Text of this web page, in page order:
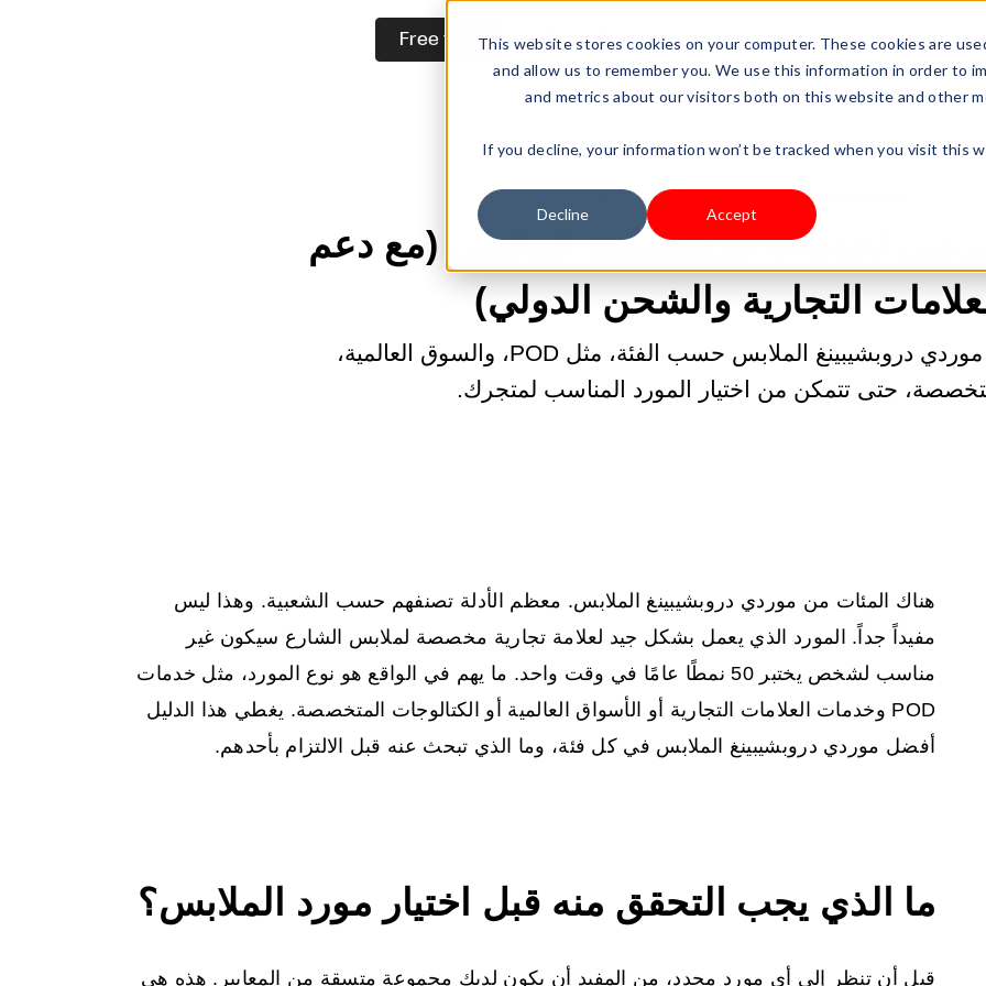
This website stores cookies on your computer. These cookies are
and allow us to remember you. We use this information in order to
and metrics about our visitors both on this website and other
If you decline, your information won’t be tracked when you visit this
Accept
Decline
Pricing
Shoplazza.cn
Resources
LOG IN
Free trial
08/05/2026 09:00:01 ص | الشحن المباشر
10 موردين لخدمات دروبشيبينغ الملابس (مع دعم
التجارية والشحن الدولي)
استكشف أفضل موردي دروبشيبينغ الملابس حسب الفئة، مثل POD، والسوق العالمية،
حتى تتمكن من اختيار المورد المناسب لمتجرك.
هناك المئات من موردي دروبشيبينغ الملابس. معظم الأدلة تصنفهم حسب الشعبية. وهذا ليس
مفيداً جداً. المورد الذي يعمل بشكل جيد لعلامة تجارية مخصصة لملابس الشارع سيكون غير
مناسب لشخص يختبر 50 نمطًا عامًا في وقت واحد. ما يهم في الواقع هو نوع المورد، مثل خدمات
POD وخدمات العلامات التجارية أو الأسواق العالمية أو الكتالوجات المتخصصة. يغطي هذا الدليل
أفضل موردي دروبشيبينغ الملابس في كل فئة، وما الذي تبحث عنه قبل الالتزام بأحدهم.
ما الذي يجب التحقق منه قبل اختيار مورد الملابس؟
قبل أن تنظر إلى أي مورد محدد، من المفيد أن يكون لديك مجموعة متسقة من المعايير. هذه هي